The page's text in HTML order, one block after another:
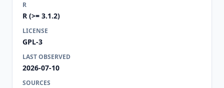
R
R (>= 3.1.2)
LICENSE
GPL-3
LAST OBSERVED
2026-07-10
SOURCES